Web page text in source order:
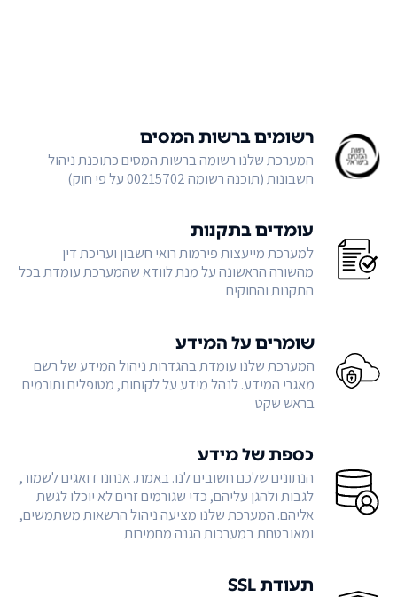
רשומים ברשות המסים
המערכת שלנו רשומה ברשות המסים כתוכנת ניהול
חשבונות (תוכנה רשומה 00215702 על פי חוק )
עומדים בתקנות
למערכת מייעצות פירמות רואי חשבון ועריכת דין
מהשורה הראשונה על מנת לוודא שהמערכת עומדת בכל
התקנות והחוקים
שומרים על המידע
המערכת שלנו עומדת בהגדרות ניהול המידע של רשם
מאגרי המידע. לנהל מידע על לקוחות, מטופלים ותורמים
בראש שקט
כספת של מידע
הנתונים שלכם חשובים לנו. באמת. אנחנו דואגים לשמור,
לגבות ולהגן עליהם, כדי שגורמים זרים לא יוכלו לגשת
אליהם. המערכת שלנו מציעה ניהול הרשאות משתמשים,
ומאובטחת במערכות הגנה מחמירות
תעודת SSL